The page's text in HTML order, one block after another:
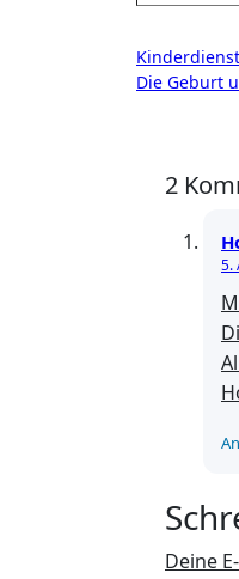
Kinderdienst
Die Geburt
2
5.
Deine